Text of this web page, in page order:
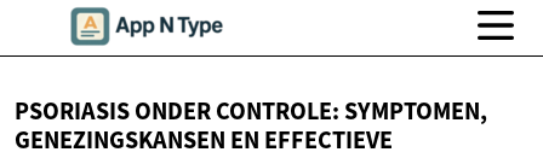
PSORIASIS ONDER CONTROLE: SYMPTOMEN,
GENEZINGSKANSEN EN EFFECTIEVE